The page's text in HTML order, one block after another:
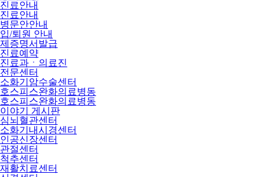
진료안내
진료안내
병문안안내
입/퇴원 안내
제증명서발급
진료예약
진료과ㆍ의료진
전문센터
소화기암수술센터
호스피스완화의료병동
호스피스완화의료병동
이야기 게시판
심뇌혈관센터
소화기내시경센터
인공신장센터
관절센터
척추센터
재활치료센터